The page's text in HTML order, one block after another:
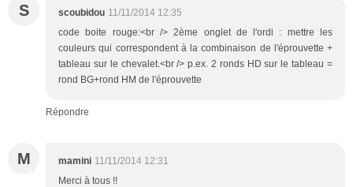
S scoubidou 11/11/2014 12:35
code boite rouge:<br /> 2ème onglet de l'ordi : mettre les
couleurs qui correspondent à la combinaison de l'éprouvette +
tableau sur le chevalet.<br /> p.ex. 2 ronds HD sur le tableau =
rond BG+rond HM de l'éprouvette
Répondre
M mamini 11/11/2014 12:31
Merci à tous !!